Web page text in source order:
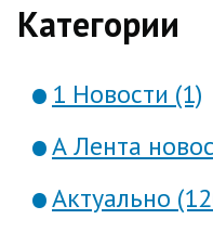
Категории
1 Новости (1)
А Лента
Актуально